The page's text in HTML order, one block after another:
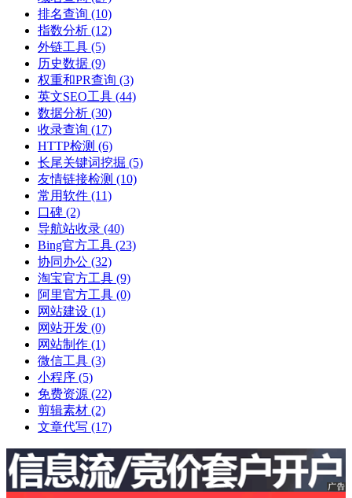
排名查询 (10)
指数分析 (12)
外链工具 (5)
历史数据 (9)
权重和PR查询 (3)
英文SEO工具 (44)
数据分析 (30)
收录查询 (17)
HTTP检测 (6)
长尾关键词挖掘 (5)
友情链接检测 (10)
常用软件 (11)
口碑 (2)
导航站收录 (40)
Bing官方工具 (23)
协同办公 (32)
淘宝官方工具 (9)
阿里官方工具 (0)
网站建设 (1)
网站开发 (0)
网站制作 (1)
微信工具 (3)
小程序 (5)
免费资源 (22)
剪辑素材 (2)
文章代写 (17)